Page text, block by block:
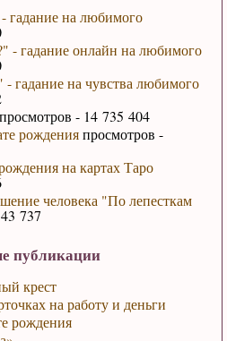
гадание на любимого
- гадание онлайн на любимого
гадание на чувства любимого
просмотров - 14 735 404
рожденияпросмотров -
на картах Таро
человека "По лепесткам
737
публикации
крест
на работу и деньги
рождения